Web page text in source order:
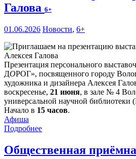
Галова 6+
01.06.2026 Новости, 6+
Презентация персонального
ДОРОГ», посвященного городу
художника и дизайнера Алексея
воскресенье, 21 июня, в зале № 4
универсальной научной библиотеки
Начало в 15 часов.
Афиша
Подробнее
Общественная